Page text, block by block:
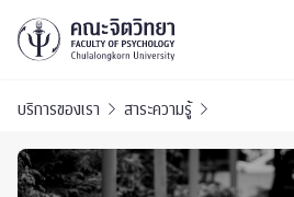
บริการของเรา สาระความรู้